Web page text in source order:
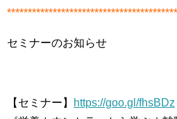
セミナーのお知らせ
【セミナー】
https://goo.gl/fhsBDz